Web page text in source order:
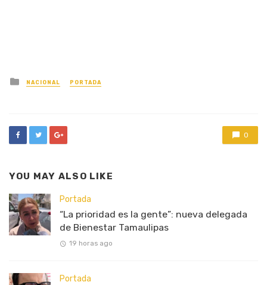
Posted
in
NACIONAL PORTADA
0
YOU MAY ALSO LIKE
Portada
“La prioridad es la gente”: nueva delegada
de Bienestar Tamaulipas
19 horas ago
Portada